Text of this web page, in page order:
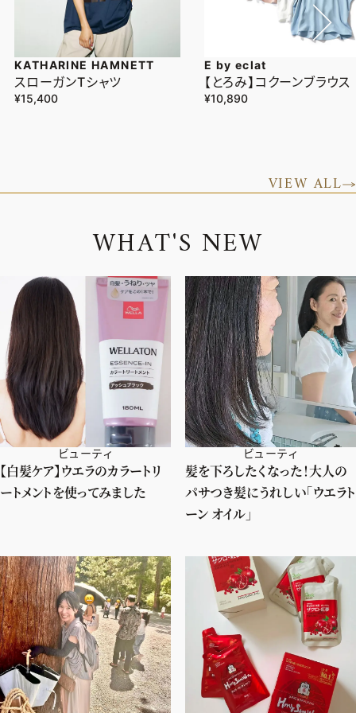
KATHARINE HAMNETT
スローガンTシャツ
¥15,400
E by eclat
【とろみ】コクーンブラウス
¥10,890
VIEW ALL
WHAT'S NEW
ビューティ
【白髪ケア】ウエラのカラートリ
ートメントを使ってみました
ビューティ
髪を下ろしたくなった！大人の
パサつき髪にうれしい「ウエラト
ーン オイル」